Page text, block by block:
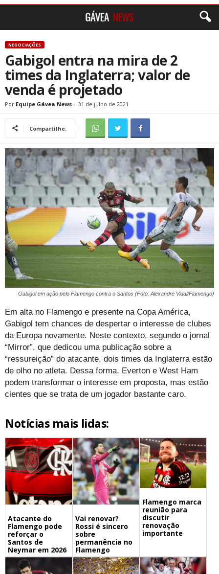
NEGOCIAÇÕES
Gabigol entra na mira de 2
times da Inglaterra; valor de
venda é projetado
Por Equipe Gávea News - 31 de julho de 2021
Compartilhe:
Gabigol em ação pelo Flamengo contra o Santos (Foto: Alexandre Vidal/Flamengo)
Em alta no Flamengo e presente na Copa América,
Gabigol tem chances de despertar o interesse de clubes
da Europa novamente. Neste contexto, segundo o jornal
“Mirror”, que dedicou uma publicação sobre a
“ressureição” do atacante, dois times da Inglaterra estão
de olho no atleta. Dessa forma, Everton e West Ham
podem transformar o interesse em proposta, mas estão
cientes que se trata de um jogador bastante caro.
Notícias mais lidas:
Atacante do
Flamengo pode
reforçar o
Santos de
Neymar em 2026
Vai renovar?
Rossi é sincero
sobre
permanência no
Flamengo
Flamengo marca
reunião para
discutir
renovação
importante